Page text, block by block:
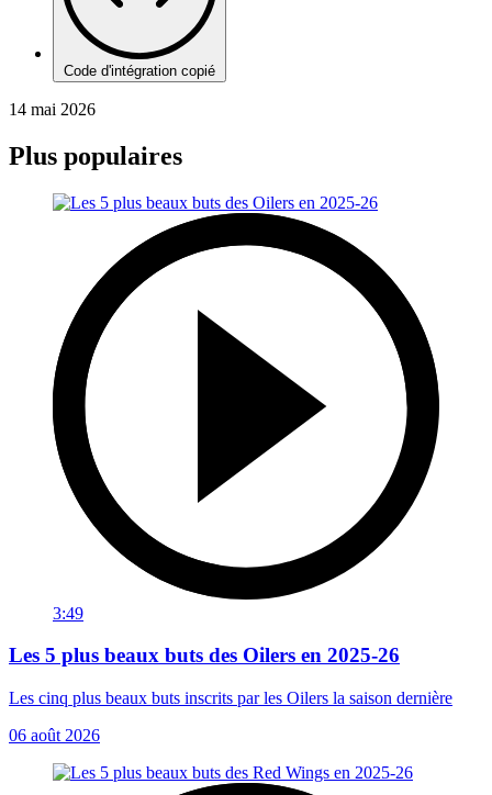
Code d'intégration copié
14 mai 2026
Plus populaires
3:49
Les 5 plus beaux buts des Oilers en 2025-26
Les cinq plus beaux buts inscrits par les Oilers la saison dernière
06 août 2026